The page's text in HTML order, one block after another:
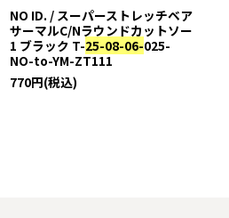
NO ID. / スーパーストレッチベア
サーマルC/Nラウンドカットソー
1 ブラック T-25-08-06-025-
NO-to-YM-ZT111
770円(税込)